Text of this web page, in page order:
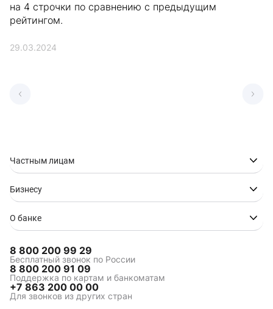
на 4 строчки по сравнению с предыдущим
рейтингом.
29.03.2024
Частным лицам
Бизнесу
О банке
8 800 200 99 29
Бесплатный звонок по России
8 800 200 91 09
Поддержка по картам и банкоматам
+7 863 200 00 00
Для звонков из других стран